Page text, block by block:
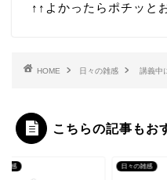
↑↑ よかったらポチッと
HOME 日々の雑感 講義中
こちらの記事もお
雑感 日々の雑感